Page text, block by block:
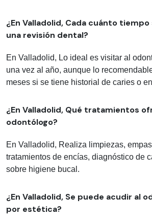
¿En Valladolid, Cada cuánto
una revisión dental?
En Valladolid, Lo ideal es visitar al
una vez al año, aunque lo
meses si se tiene historial de caries o
¿En Valladolid, Qué tratamientos
odontólogo?
En Valladolid, Realiza limpiezas,
tratamientos de encías, diagnóstico de
sobre higiene bucal.
¿En Valladolid, Se puede acudir al
por estética?